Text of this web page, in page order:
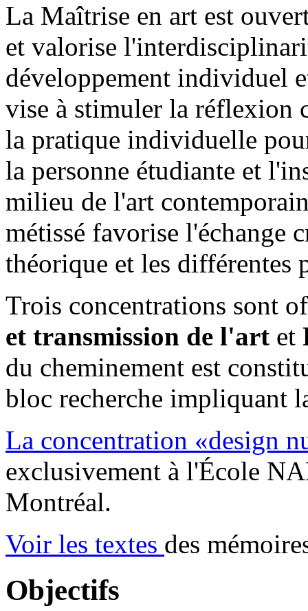
La Maîtrise en art est
et valorise
développement individuel
vise à stimuler la réflexion
la pratique individuelle
la personne étudiante et
milieu de l'art
métissé favorise l'échange
théorique et les différentes
Trois concentrations sont
et transmission de l'art et
du cheminement est
bloc recherche impliquant
La concentration «design
exclusivement à l'École
Montréal.
Voir les textes des
Objectifs